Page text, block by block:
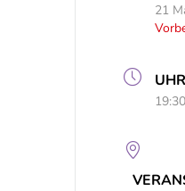
21